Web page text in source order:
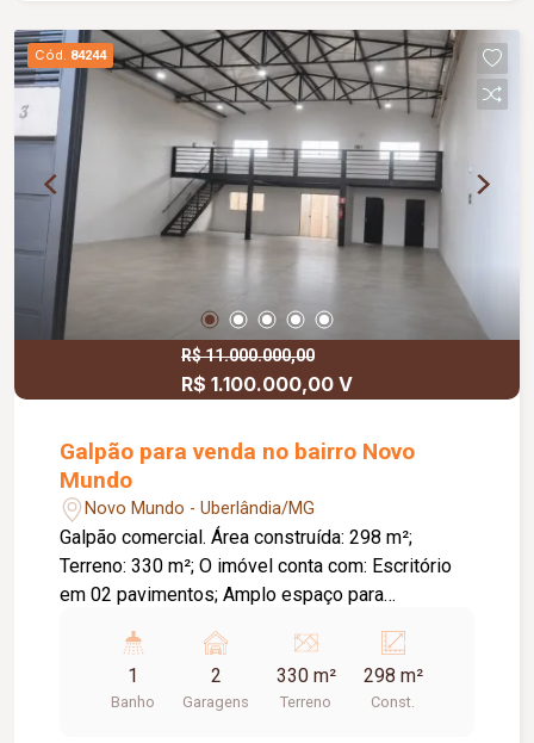
Cód. 84244
R$ 11.000.000,00
R$ 1.100.000,00 V
Galpão para venda no bairro Novo
Mundo
Novo Mundo - Uberlândia/MG
Galpão comercial. Área construída: 298 m²;
Terreno: 330 m²; O imóvel conta com: Escritório
em 02 pavimentos; Amplo espaço para
veículos de grande porte; 02 vagas de
estacionamento; Diferenciais: Fachada
contemporânea; Excelente padrão de
1
Banho
2
Garagens
330 m²
Terreno
298 m²
Const.